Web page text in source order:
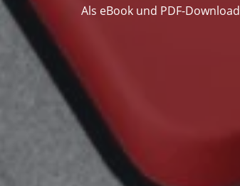
Als eBook und PDF-Download